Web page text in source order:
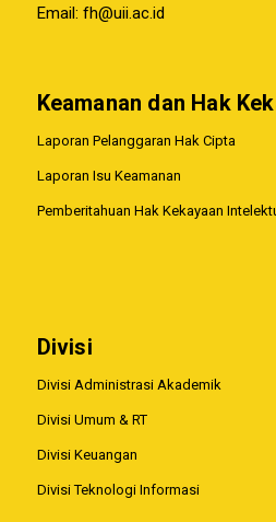
Email: fh@uii.ac.id
Keamanan dan Hak
Laporan Pelanggaran Hak Cipta
Laporan Isu Keamanan
Pemberitahuan Hak Kekayaan
Divisi
Divisi Administrasi Akademik
Divisi Umum & RT
Divisi Keuangan
Divisi Teknologi Informasi